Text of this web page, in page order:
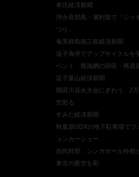
本庄経済新聞
沖永良部島・瀬利覚で「ジッ
つり」
奄美群島南三島経済新聞
逗子海岸でアップサイクルを
ベント 廃漁網の回収・再資
逗子葉山経済新聞
隅田川花火大会にぎわう 2
空彩る
すみだ経済新聞
秋葉原UDXの地下駐車場でフ
ョンカーショー
自民幹部、シンガポール外相
東京の夜空を彩